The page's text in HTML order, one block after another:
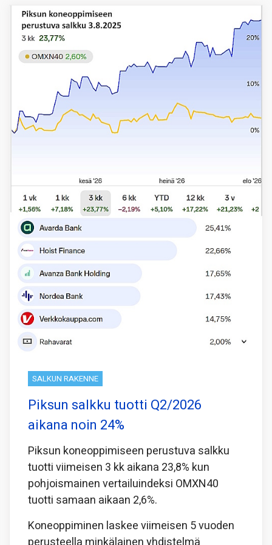
SALKUN RAKENNE
Piksun salkku tuotti Q2/2026
aikana noin 24%
Piksun koneoppimiseen perustuva salkku
tuotti viimeisen 3 kk aikana 23,8% kun
pohjoismainen vertailuindeksi OMXN40
tuotti samaan aikaan 2,6%.
Koneoppiminen laskee viimeisen 5 vuoden